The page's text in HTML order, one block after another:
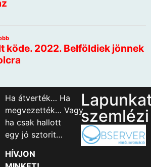
Ha átverték… Ha
megvezették… Vagy
ha csak hallott
egy jó sztorit…
HÍVJON
szemlézi